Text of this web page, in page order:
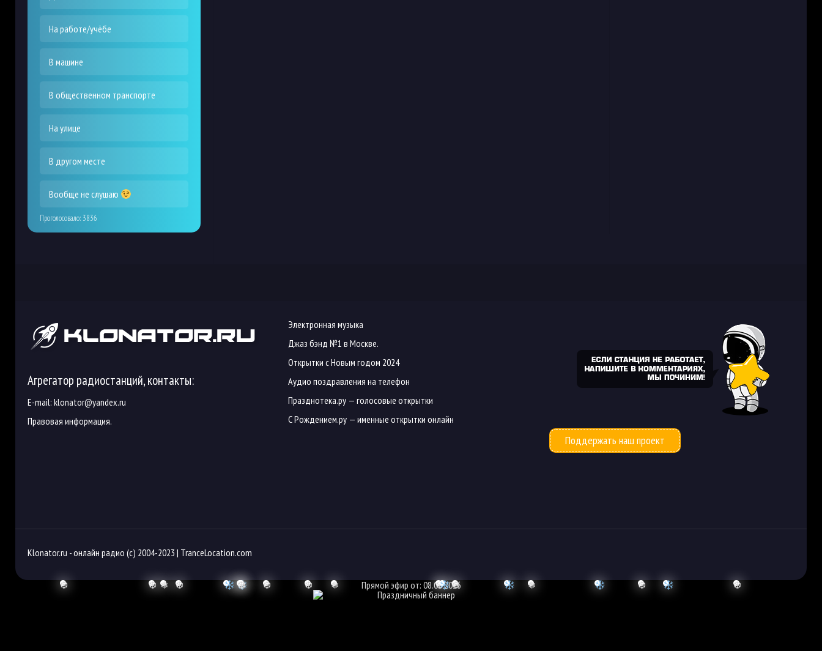
На работе/учёбе
В машине
В общественном транспорте
На улице
В другом месте
Вообще не слушаю
Проголосовало:3836
Агрегатор радиостанций, контакты:
E-mail: klonator@yandex.ru
Правовая информация.
Электронная музыка
Джаз бэнд №1 в Москве.
Открытки с Новым годом 2024
Аудио поздравления на телефон
Празднотека.ру — голосовые открытки
С Рождением.ру — именные открытки онлайн
Поддержать наш проект
Klonator.ru -онлайн радио (с) 2004-2023 | TranceLocation.com
❅ ❆
❆
❆
❆
❆ ❆ ❆ ❅ ❆
❆ ❅
❆
❆ Прямой эфир от: 08.08.2026